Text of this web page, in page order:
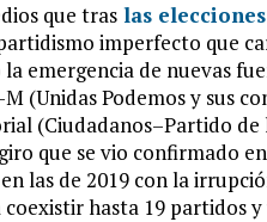
que tras las
imperfecto que
emergencia de nuevas
(Unidas Podemos y sus
(Ciudadanos–Partido
que se vio confirmado
las de 2019 con la
hasta 19 partidos